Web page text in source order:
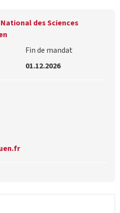
des Sciences
Fin de mandat
01.12.2026